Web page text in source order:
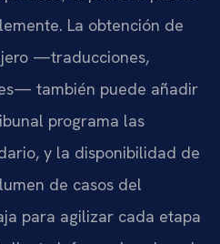
La obtención de
—traducciones,
también puede añadir
programa las
y la disponibilidad de
de casos del
para agilizar cada etapa